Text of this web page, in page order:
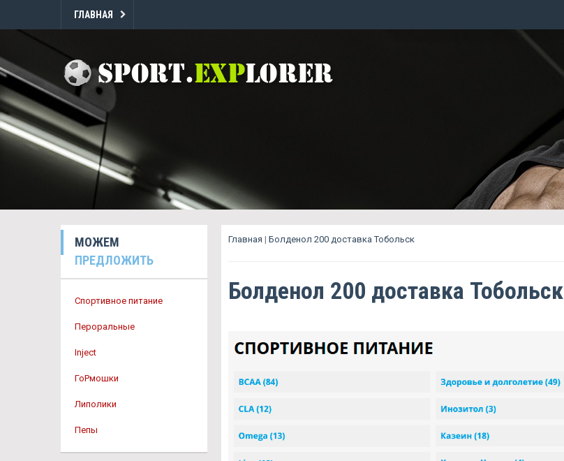
ГЛАВНАЯ
МОЖЕМ
ПРЕДЛОЖИТЬ
Спортивное питание
Пероральные
Inject
ГоРмошки
Липолики
Пепы
Главная | Болденол 200 доставка Тобольск
Болденол 200 доставка Тобольск